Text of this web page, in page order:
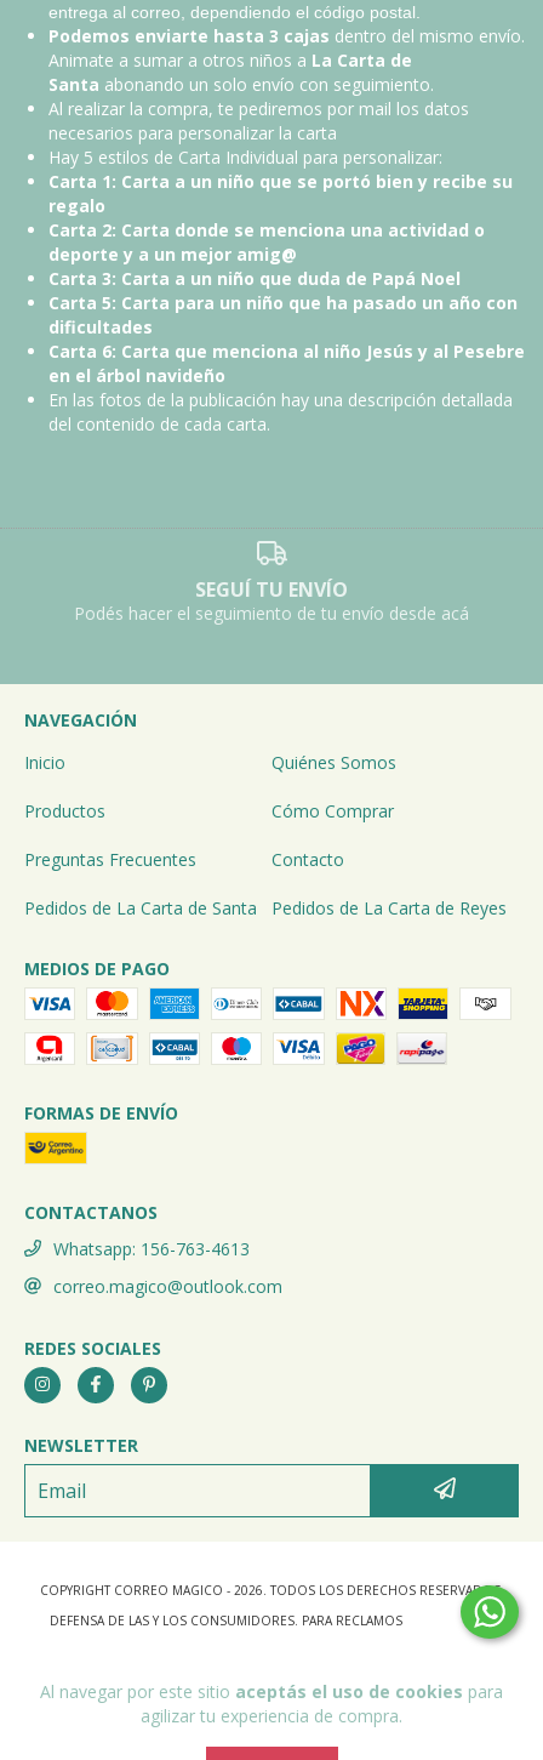
Al navegar por este sitio aceptás el uso de cookies para
agilizar tu experiencia de compra.
entrega al correo, dependiendo el código postal.
Podemos enviarte hasta 3 cajas dentro del mismo envío.
Animate a sumar a otros niños a La Carta de
Santa abonando un solo envío con seguimiento.
Al realizar la compra, te pediremos por mail los datos
necesarios para personalizar la carta
Hay 5 estilos de Carta Individual para personalizar:​​
​Carta 1: Carta a un niño que se portó bien y recibe su
regalo
Carta 2: Carta donde se menciona una actividad o
deporte y a un mejor amig@
Carta 3: Carta a un niño que duda de Papá Noel
Carta 5: Carta para un niño que ha pasado un año con
dificultades
Carta 6: Carta que menciona al niño Jesús y al Pesebre
en el árbol navideño
En las fotos de la publicación hay una descripción detallada
del contenido de cada carta.
SEGUÍ TU ENVÍO
Podés hacer el seguimiento de tu envío desde acá
NAVEGACIÓN
Inicio
Quiénes Somos
Productos Cómo Comprar
Preguntas Frecuentes Contacto
Pedidos de La Carta de Santa Pedidos de La Carta de Reyes
MEDIOS DE PAGO
FORMAS DE ENVÍO
CONTACTANOS
Whatsapp: 156-763-4613
correo.magico@outlook.com
REDES SOCIALES
NEWSLETTER
COPYRIGHT CORREO MAGICO - 2026. TODOS LOS DERECHOS RESERVADOS.
DEFENSA DE LAS Y LOS CONSUMIDORES. PARA RECLAMOS
INGRESÁ ACÁ.